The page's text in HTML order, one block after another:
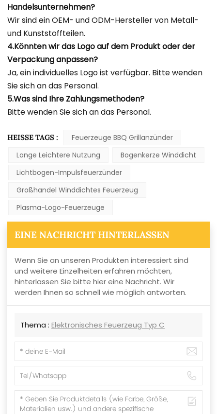
Handelsunternehmen?
Wir sind ein OEM- und ODM-Hersteller von Metall-
und Kunststoffteilen.
4.Könnten wir das Logo auf dem Produkt oder der
Verpackung anpassen?
Ja, ein individuelles Logo ist verfügbar. Bitte wenden
Sie sich an das Personal.
5.Was sind Ihre Zahlungsmethoden?
Bitte wenden Sie sich an das Personal.
HEISSE TAGS :
Feuerzeuge BBQ Grillanzünder
Lange Leichtere Nutzung
Bogenkerze Winddicht
Lichtbogen-Impulsfeuerzünder
Großhandel Winddichtes Feuerzeug
Plasma-Logo-Feuerzeuge
EINE NACHRICHT HINTERLASSEN
Wenn Sie an unseren Produkten interessiert sind
und weitere Einzelheiten erfahren möchten,
hinterlassen Sie bitte hier eine Nachricht. Wir
werden Ihnen so schnell wie möglich antworten.
Thema : Elektronisches Feuerzeug Typ C